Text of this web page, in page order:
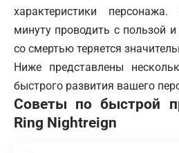
характеристики
минуту проводить с пользой и
со смертью теряется
Ниже представлены
быстрого развития вашего
Советы по быстрой
Ring Nightreign